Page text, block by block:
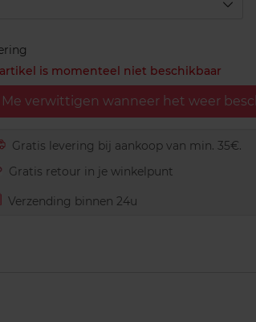
is momenteel niet beschikbaar
Me verwittigen wanneer het weer
Gratis levering bij aankoop van min. 35€.
Gratis retour in je winkelpunt
Verzending binnen 24u